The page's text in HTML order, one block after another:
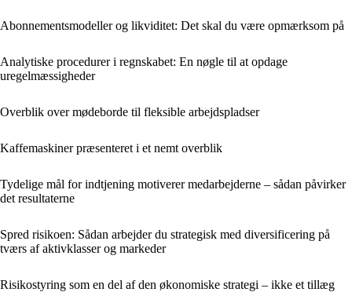
Abonnementsmodeller og likviditet: Det skal du være opmærksom på
Analytiske procedurer i regnskabet: En nøgle til at opdage
uregelmæssigheder
Overblik over mødeborde til fleksible arbejdspladser
Kaffemaskiner præsenteret i et nemt overblik
Tydelige mål for indtjening motiverer medarbejderne – sådan påvirker
det resultaterne
Spred risikoen: Sådan arbejder du strategisk med diversificering på
tværs af aktivklasser og markeder
Risikostyring som en del af den økonomiske strategi – ikke et tillæg